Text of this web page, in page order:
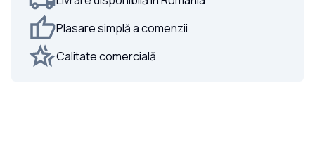
Plasare simplă a comenzii
Calitate comercială